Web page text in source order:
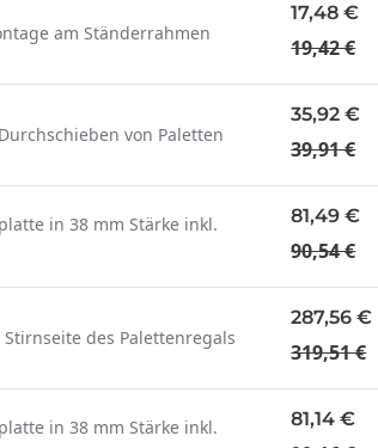
am Ständerrahmen
17,48 €
19,42 €
von Paletten
35,92 €
39,91 €
in 38 mm Stärke inkl.
81,49 €
90,54 €
des Palettenregals
287,56 €
319,51 €
in 38 mm Stärke inkl.
81,14 €